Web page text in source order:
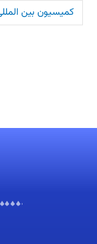
کمیسیون بین